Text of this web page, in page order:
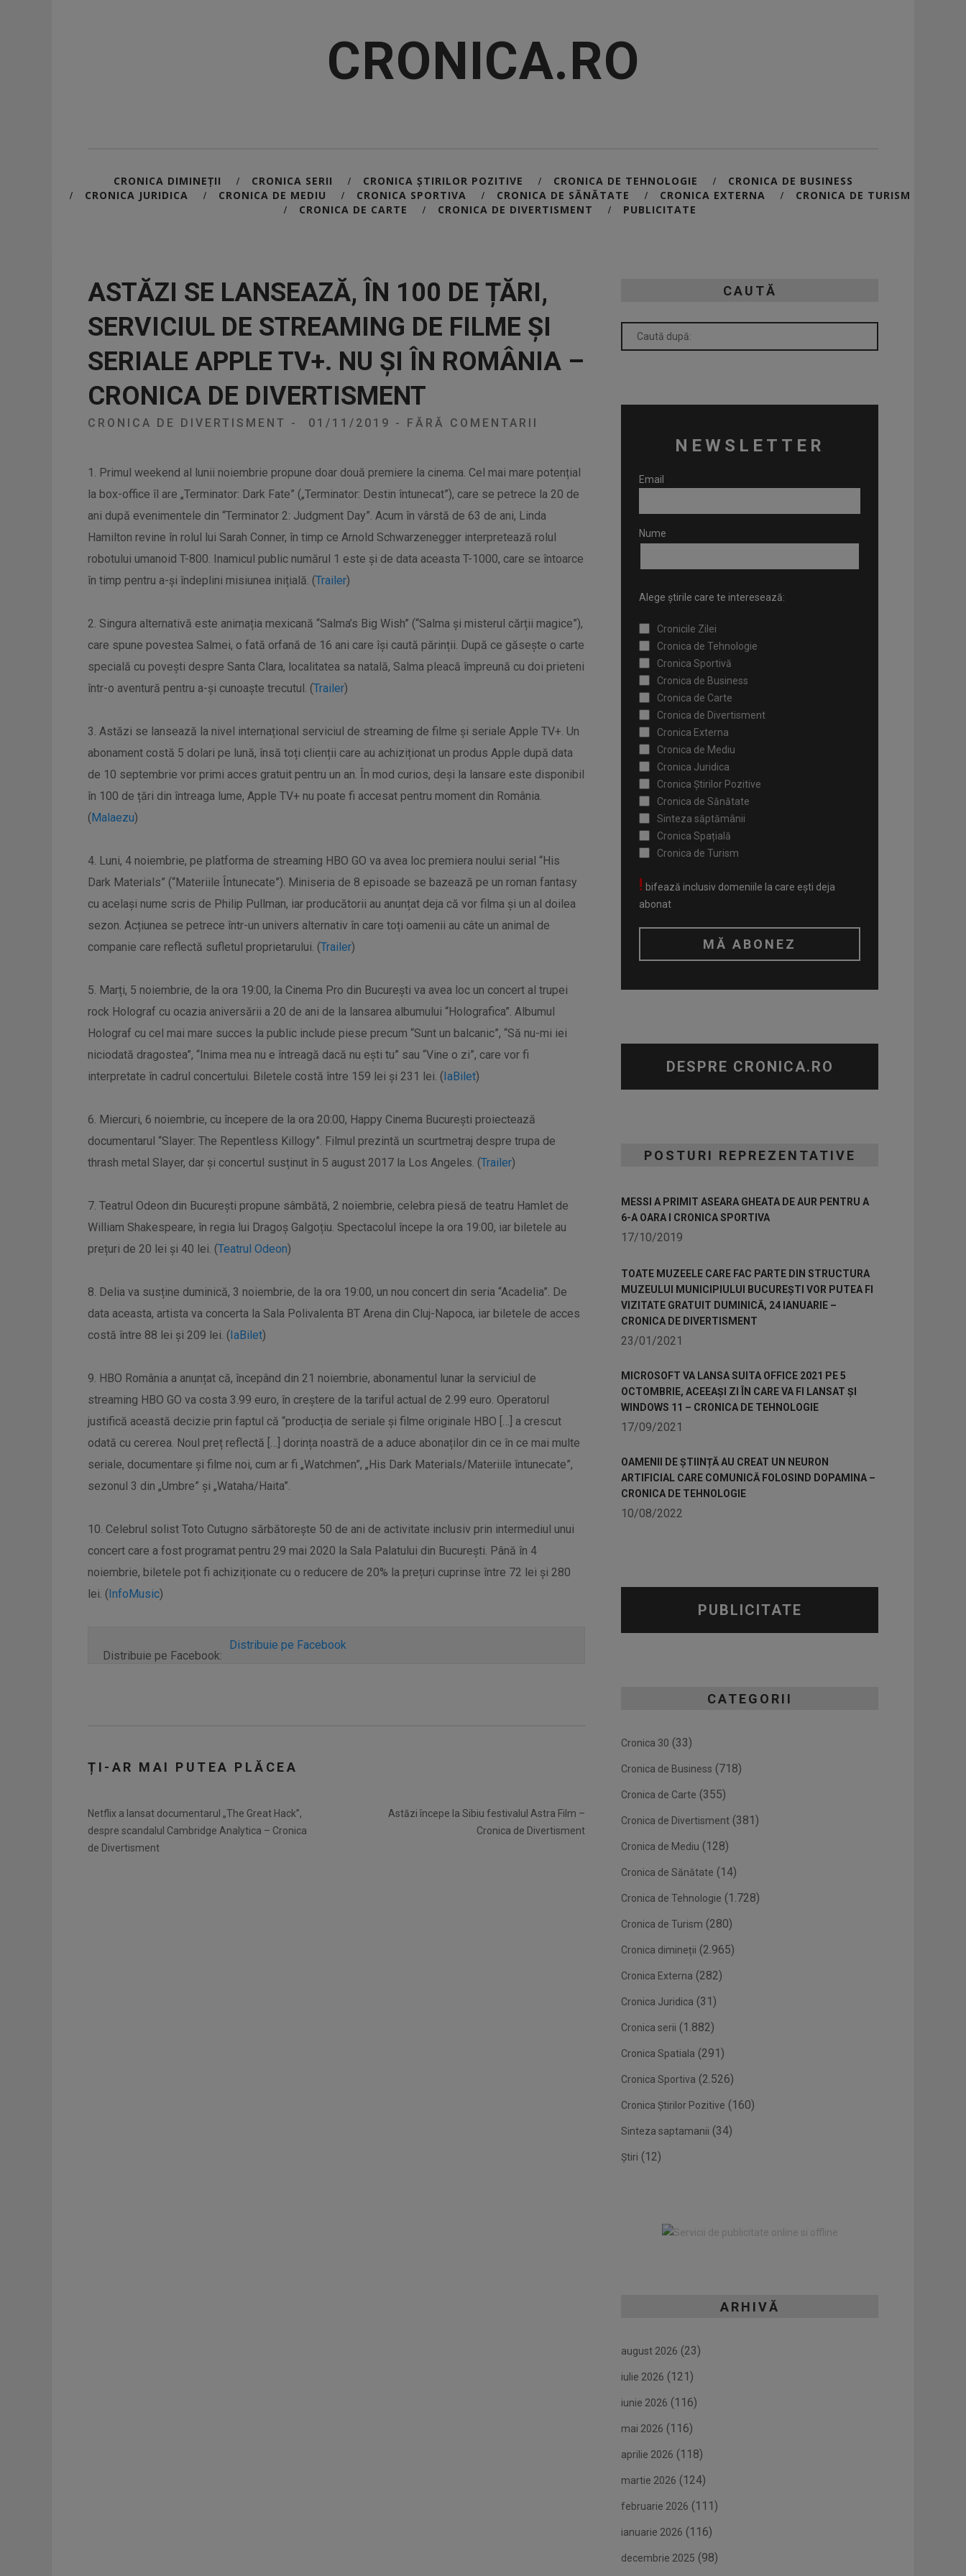
CRONICA.RO
CRONICA DIMINEȚII / CRONICA SERII / CRONICA ȘTIRILOR POZITIVE / CRONICA DE TEHNOLOGIE / CRONICA DE BUSINESS
/ CRONICA JURIDICA / CRONICA DE MEDIU / CRONICA SPORTIVA / CRONICA DE SĂNĂTATE / CRONICA EXTERNA / CRONICA DE TURISM
/ CRONICA DE CARTE / CRONICA DE DIVERTISMENT / PUBLICITATE
ASTĂZI SE LANSEAZĂ, ÎN 100 DE ȚĂRI,
SERVICIUL DE STREAMING DE FILME ȘI
SERIALE APPLE TV+. NU ȘI ÎN ROMÂNIA –
CRONICA DE DIVERTISMENT
CRONICA DE DIVERTISMENT - 01/11/2019 - FĂRĂ COMENTARII
1. Primul weekend al lunii noiembrie propune doar două premiere la cinema. Cel mai mare potențial
la box-office îl are „Terminator: Dark Fate” („Terminator: Destin întunecat”), care se petrece la 20 de
ani după evenimentele din “Terminator 2: Judgment Day”. Acum în vârstă de 63 de ani, Linda
Hamilton revine în rolul lui Sarah Conner, în timp ce Arnold Schwarzenegger interpretează rolul
robotului umanoid T-800. Inamicul public numărul 1 este și de data aceasta T-1000, care se întoarce
în timp pentru a-și îndeplini misiunea inițială. (Trailer)
2. Singura alternativă este animația mexicană “Salma’s Big Wish” (“Salma și misterul cărții magice”),
care spune povestea Salmei, o fată orfană de 16 ani care își caută părinții. După ce găsește o carte
specială cu povești despre Santa Clara, localitatea sa natală, Salma pleacă împreună cu doi prieteni
într-o aventură pentru a-și cunoaște trecutul. (Trailer)
3. Astăzi se lansează la nivel internațional serviciul de streaming de filme și seriale Apple TV+. Un
abonament costă 5 dolari pe lună, însă toți clienții care au achiziționat un produs Apple după data
de 10 septembrie vor primi acces gratuit pentru un an. În mod curios, deși la lansare este disponibil
în 100 de țări din întreaga lume, Apple TV+ nu poate fi accesat pentru moment din România.
(Malaezu)
4. Luni, 4 noiembrie, pe platforma de streaming HBO GO va avea loc premiera noului serial “His
Dark Materials” (“Materiile Întunecate”). Miniseria de 8 episoade se bazează pe un roman fantasy
cu același nume scris de Philip Pullman, iar producătorii au anunțat deja că vor filma și un al doilea
sezon. Acțiunea se petrece într-un univers alternativ în care toți oamenii au câte un animal de
companie care reflectă sufletul proprietarului. (Trailer)
5. Marți, 5 noiembrie, de la ora 19:00, la Cinema Pro din București va avea loc un concert al trupei
rock Holograf cu ocazia aniversării a 20 de ani de la lansarea albumului “Holografica”. Albumul
Holograf cu cel mai mare succes la public include piese precum “Sunt un balcanic”, “Să nu-mi iei
niciodată dragostea”, “Inima mea nu e întreagă dacă nu ești tu” sau “Vine o zi”, care vor fi
interpretate în cadrul concertului. Biletele costă între 159 lei și 231 lei. (IaBilet)
6. Miercuri, 6 noiembrie, cu începere de la ora 20:00, Happy Cinema București proiectează
documentarul “Slayer: The Repentless Killogy”. Filmul prezintă un scurtmetraj despre trupa de
thrash metal Slayer, dar și concertul susținut în 5 august 2017 la Los Angeles. (Trailer)
7. Teatrul Odeon din București propune sâmbătă, 2 noiembrie, celebra piesă de teatru Hamlet de
William Shakespeare, în regia lui Dragoș Galgoțiu. Spectacolul începe la ora 19:00, iar biletele au
prețuri de 20 lei și 40 lei. (Teatrul Odeon)
8. Delia va susține duminică, 3 noiembrie, de la ora 19:00, un nou concert din seria “Acadelia”. De
data aceasta, artista va concerta la Sala Polivalenta BT Arena din Cluj-Napoca, iar biletele de acces
costă între 88 lei și 209 lei. (IaBilet)
9. HBO România a anunțat că, începând din 21 noiembrie, abonamentul lunar la serviciul de
streaming HBO GO va costa 3.99 euro, în creștere de la tariful actual de 2.99 euro. Operatorul
justifică această decizie prin faptul că “producția de seriale și filme originale HBO […] a crescut
odată cu cererea. Noul preț reflectă […] dorința noastră de a aduce abonaților din ce în ce mai multe
seriale, documentare și filme noi, cum ar fi „Watchmen”, „His Dark Materials/Materiile întunecate”,
sezonul 3 din „Umbre” și „Wataha/Haita”.
10. Celebrul solist Toto Cutugno sărbătorește 50 de ani de activitate inclusiv prin intermediul unui
concert care a fost programat pentru 29 mai 2020 la Sala Palatului din București. Până în 4
noiembrie, biletele pot fi achiziționate cu o reducere de 20% la prețuri cuprinse între 72 lei și 280
lei. (InfoMusic)
Distribuie pe Facebook:
Distribuie pe Facebook
ȚI-AR MAI PUTEA PLĂCEA
Netflix a lansat documentarul „The Great Hack”,
despre scandalul Cambridge Analytica – Cronica
de Divertisment
Astăzi începe la Sibiu festivalul Astra Film –
Cronica de Divertisment
CAUTĂ
NEWSLETTER
Email
Nume
Alege știrile care te interesează:
Cronicile Zilei
Cronica de Tehnologie
Cronica Sportivă
Cronica de Business
Cronica de Carte
Cronica de Divertisment
Cronica Externa
Cronica de Mediu
Cronica Juridica
Cronica Știrilor Pozitive
Cronica de Sănătate
Sinteza săptămânii
Cronica Spațială
Cronica de Turism
! bifează inclusiv domeniile la care ești deja
abonat
DESPRE CRONICA.RO
POSTURI REPREZENTATIVE
MESSI A PRIMIT ASEARA GHEATA DE AUR PENTRU A
6-A OARA I CRONICA SPORTIVA
17/10/2019
TOATE MUZEELE CARE FAC PARTE DIN STRUCTURA
MUZEULUI MUNICIPIULUI BUCUREȘTI VOR PUTEA FI
VIZITATE GRATUIT DUMINICĂ, 24 IANUARIE –
CRONICA DE DIVERTISMENT
23/01/2021
MICROSOFT VA LANSA SUITA OFFICE 2021 PE 5
OCTOMBRIE, ACEEAȘI ZI ÎN CARE VA FI LANSAT ȘI
WINDOWS 11 – CRONICA DE TEHNOLOGIE
17/09/2021
OAMENII DE ȘTIINȚĂ AU CREAT UN NEURON
ARTIFICIAL CARE COMUNICĂ FOLOSIND DOPAMINA –
CRONICA DE TEHNOLOGIE
10/08/2022
PUBLICITATE
CATEGORII
Cronica 30 (33)
Cronica de Business (718)
Cronica de Carte (355)
Cronica de Divertisment (381)
Cronica de Mediu (128)
Cronica de Sănătate (14)
Cronica de Tehnologie (1.728)
Cronica de Turism (280)
Cronica dimineții (2.965)
Cronica Externa (282)
Cronica Juridica (31)
Cronica serii (1.882)
Cronica Spatiala (291)
Cronica Sportiva (2.526)
Cronica Știrilor Pozitive (160)
Sinteza saptamanii (34)
Știri (12)
ARHIVĂ
august 2026 (23)
iulie 2026 (121)
iunie 2026 (116)
mai 2026 (116)
aprilie 2026 (118)
martie 2026 (124)
februarie 2026 (111)
ianuarie 2026 (116)
decembrie 2025 (98)